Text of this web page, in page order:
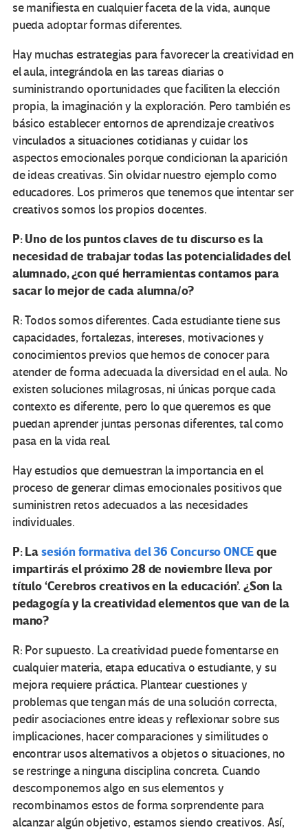
se manifiesta en cualquier faceta de la vida, aunque
pueda adoptar formas diferentes.
Hay muchas estrategias para favorecer la creatividad en
el aula, integrándola en las tareas diarias o
suministrando oportunidades que faciliten la elección
propia, la imaginación y la exploración. Pero también es
básico establecer entornos de aprendizaje creativos
vinculados a situaciones cotidianas y cuidar los
aspectos emocionales porque condicionan la aparición
de ideas creativas. Sin olvidar nuestro ejemplo como
educadores. Los primeros que tenemos que intentar ser
creativos somos los propios docentes.
P: Uno de los puntos claves de tu discurso es la
necesidad de trabajar todas las potencialidades del
alumnado, ¿con qué herramientas contamos para
sacar lo mejor de cada alumna/o?
R: Todos somos diferentes. Cada estudiante tiene sus
capacidades, fortalezas, intereses, motivaciones y
conocimientos previos que hemos de conocer para
atender de forma adecuada la diversidad en el aula. No
existen soluciones milagrosas, ni únicas porque cada
contexto es diferente, pero lo que queremos es que
puedan aprender juntas personas diferentes, tal como
pasa en la vida real.
Hay estudios que demuestran la importancia en el
proceso de generar climas emocionales positivos que
suministren retos adecuados a las necesidades
individuales.
P: Lasesión formativa del 36 Concurso ONCEque
impartirás el próximo 28 de noviembre lleva por
título ‘Cerebros creativos en la educación’. ¿Son la
pedagogía y la creatividad elementos que van de la
mano?
R: Por supuesto. La creatividad puede fomentarse en
cualquier materia, etapa educativa o estudiante, y su
mejora requiere práctica. Plantear cuestiones y
problemas que tengan más de una solución correcta,
pedir asociaciones entre ideas y reflexionar sobre sus
implicaciones, hacer comparaciones y similitudes o
encontrar usos alternativos a objetos o situaciones, no
se restringe a ninguna disciplina concreta. Cuando
descomponemos algo en sus elementos y
recombinamos estos de forma sorprendente para
alcanzar algún objetivo, estamos siendo creativos. Así,